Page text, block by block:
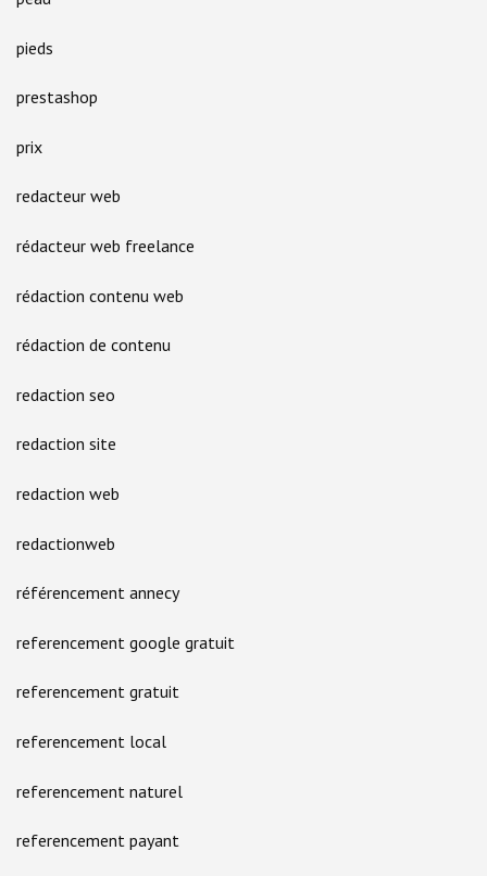
pieds
prestashop
prix
redacteur web
rédacteur web freelance
rédaction contenu web
rédaction de contenu
redaction seo
redaction site
redaction web
redactionweb
référencement annecy
referencement google gratuit
referencement gratuit
referencement local
referencement naturel
referencement payant